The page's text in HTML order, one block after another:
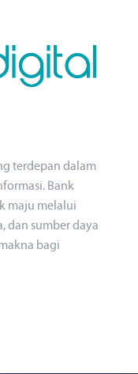
terdepan dalam
Bank
maju melalui
dan sumber daya
bagi